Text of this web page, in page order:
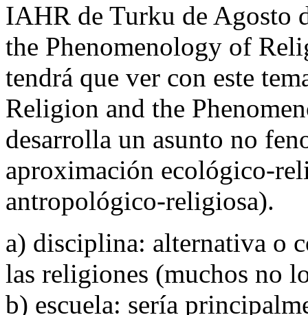
IAHR de Turku de Agosto
the Phenomenology of
tendrá que ver con este
Religion and the
desarrolla un asunto no
aproximación ecológico-
antropológico-religiosa).
a) disciplina: alternativa o
las religiones (muchos no
b) escuela: sería